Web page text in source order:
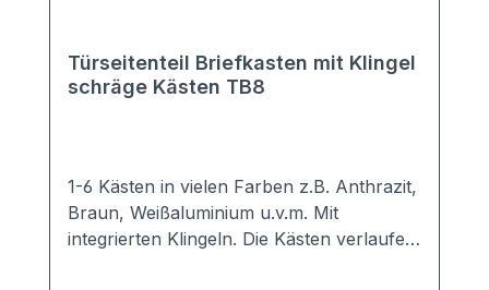
Türseitenteil Briefkasten mit Klingel
schräge Kästen TB8
1-6 Kästen in vielen Farben z.B. Anthrazit,
Braun, Weißaluminium u.v.m. Mit
integrierten Klingeln. Die Kästen verlaufen